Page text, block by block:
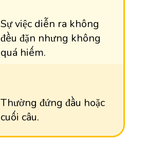
Sự việc diễn ra không
đều đặn nhưng không
quá hiếm.
Thường đứng đầu hoặc
cuối câu.